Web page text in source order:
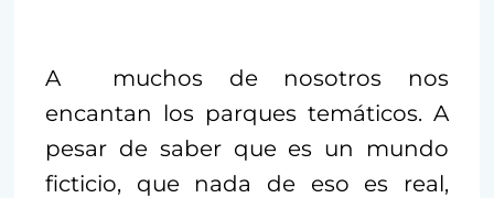
A muchos de nosotros nos
encantan los parques temáticos. A
pesar de saber que es un mundo
ficticio, que nada de eso es real,